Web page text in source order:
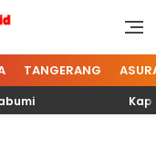
TANGERANG